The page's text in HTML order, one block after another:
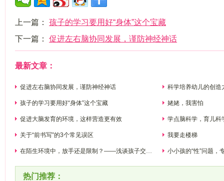
上一篇： 孩子的学习要用好“身体”这个宝藏
下一篇： 促进左右脑协同发展，谨防神经神话
最新文章：
促进左右脑协同发展，谨防神经神话 科学培养幼儿的创造
孩子的学习要用好“身体”这个宝藏 姥姥，我害怕
促进大脑发育的环境，这样营造更有效 学点脑科学，育儿科
关于“前书写”的3个常见误区 我要走楼梯
在陌生环境中，放手还是限制？——浅谈孩子交往
小小孩的“性”问题，
热门推荐：